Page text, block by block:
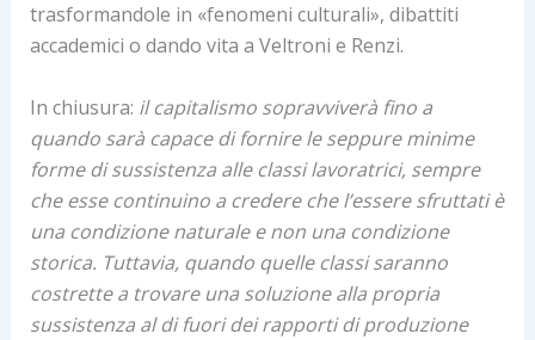
trasformandole in «fenomeni culturali», dibattiti
accademici o dando vita a Veltroni e Renzi.
In chiusura: il capitalismo sopravviverà fino a
quando sarà capace di fornire le seppure minime
forme di sussistenza alle classi lavoratrici, sempre
che esse continuino a credere che l’essere sfruttati è
una condizione naturale e non una condizione
storica. Tuttavia, quando quelle classi saranno
costrette a trovare una soluzione alla propria
sussistenza al di fuori dei rapporti di produzione